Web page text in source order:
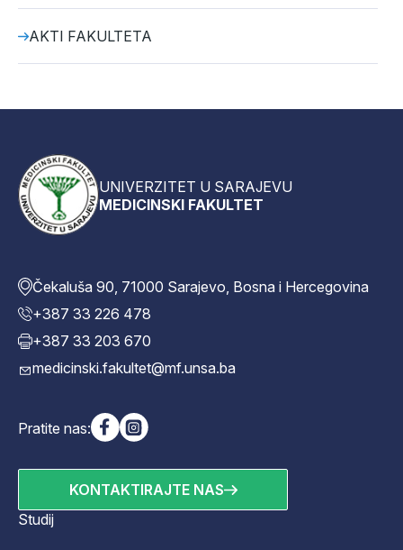
AKTI FAKULTETA
UNIVERZITET U SARAJEVU
MEDICINSKI FAKULTET
Čekaluša 90, 71000 Sarajevo, Bosna i Hercegovina
+387 33 226 478
+387 33 203 670
medicinski.fakultet@mf.unsa.ba
Pratite nas:
KONTAKTIRAJTE NAS
Studij